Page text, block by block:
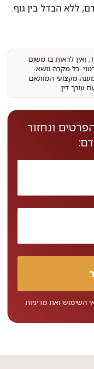
ללא הבדל בין גוף
ואין לראות בו משום
כל מקרה נושא
מענה מקצועי המותאם
עורך דין.
ונחזור
השימוש ואת מדיניות